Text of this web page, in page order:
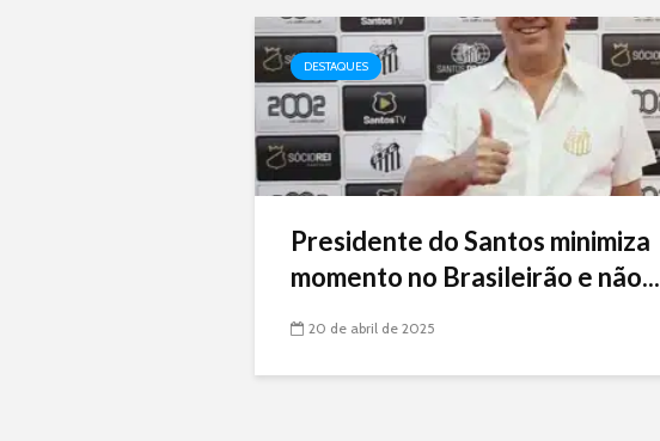
DESTAQUES
Presidente do Santos minimiza
momento no Brasileirão e não...
20 de abril de 2025